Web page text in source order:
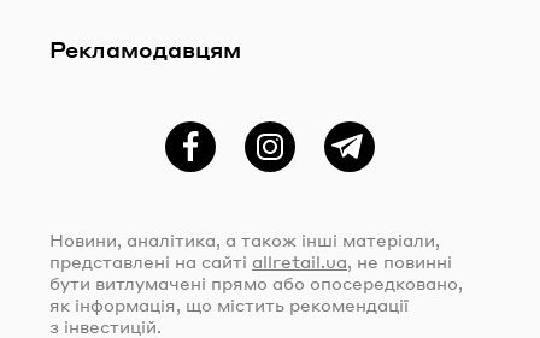
Рекламодавцям
ФейсбукInstagramTelegram
Новини, аналітика, а також інші матеріали,
представлені на сайті allretail.ua, не повинні
бути витлумачені прямо або опосередковано,
як інформація, що містить рекомендації
з інвестицій.